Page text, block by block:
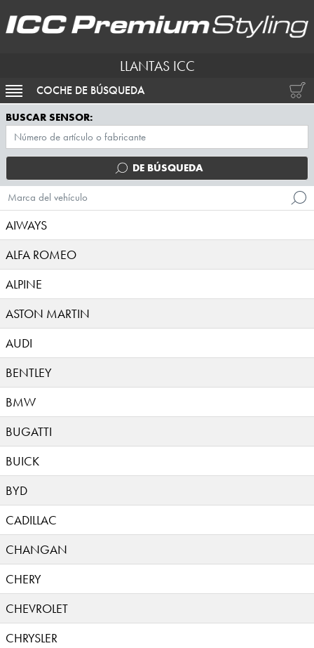
LLANTAS ICC
ACTIVAR NAVEGACIÓN
COCHE DE BÚSQUEDA
BUSCAR SENSOR:
DE BÚSQUEDA
Marca del vehículo
AIWAYS
ALFA ROMEO
ALPINE
ASTON MARTIN
AUDI
BENTLEY
BMW
BUGATTI
BUICK
BYD
CADILLAC
CHANGAN
CHERY
CHEVROLET
CHRYSLER